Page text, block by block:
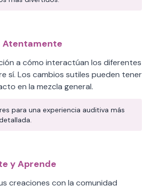
Atentamente
a cómo interactúan los diferentes
sí. Los cambios sutiles pueden tener
en la mezcla general.
para una experiencia auditiva más
y Aprende
creaciones con la comunidad